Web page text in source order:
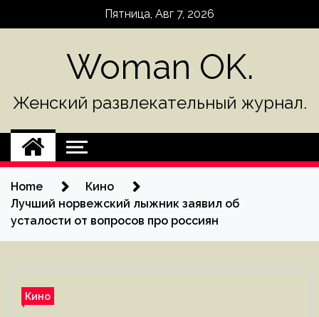
Пятница, Авг 7, 2026
Woman OK.
Женский развлекательный журнал.
Home
Кино
Лучший норвежский лыжник заявил об
усталости от вопросов про россиян
Кино